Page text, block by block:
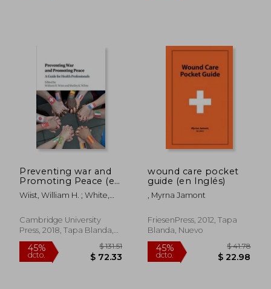
45% $ 337.66 45%
Preventing war and
Promoting Peace (en
Inglés)
Wiist, William H. ; White,
Cambridge University
Press, 2018, Tapa Blanda,
Nuevo
wound care pocket
guide (en Inglés)
, Myrna Jamont
FriesenPress, 2012, Tapa
Blanda, Nuevo